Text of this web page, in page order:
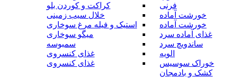
فرنی
خورشت آماده
خورشت آماده
غذای آماده سرد
ساندویچ سرد
الویه
خوراک سوسیس
کشک و بادمجان
کراکت و کوردن بلو
خلال سیب زمینی
استیک و فیله مرغ سوخاری
میگو سوخاری
سمبوسه
غذای کنسروی
غذای کنسروی